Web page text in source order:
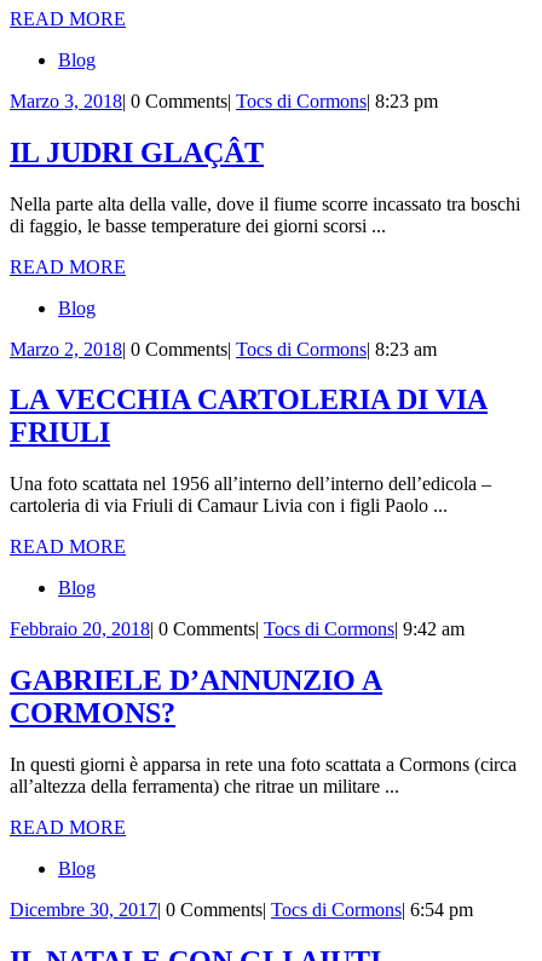
READ MORE
Blog
Marzo 3, 2018Marzo
2018
| 0 Comments| Tocs di CormonsTocs
| 8:23 pm
IL JUDRI GLAÇÂTIL
GLAÇÂT
Nella parte alta della valle, dove il fiume scorre incassato tra boschi
di faggio, le basse temperature dei giorni scorsi ...
READ MORE
Blog
Marzo 2, 2018Marzo
2018
| 0 Comments| Tocs di CormonsTocs
Cormons
| 8:23 am
LA VECCHIA CARTOLERIA DI VIA
FRIULILA
CARTOLERIA
VIA
Una foto scattata nel 1956 all’interno dell’interno dell’edicola –
cartoleria di via Friuli di Camaur Livia con i figli Paolo ...
READ MORE
Blog
Febbraio 20, 2018Febbraio
2018
| 0 Comments| Tocs di CormonsTocs
| 9:42 am
GABRIELE D’ANNUNZIO A
CORMONS?
A
In questi giorni è apparsa in rete una foto scattata a Cormons (circa
all’altezza della ferramenta) che ritrae un militare ...
READ MORE
Blog
Dicembre 30, 2017Dicembre
2017
| 0 Comments| Tocs di CormonsTocs
| 6:54 pm